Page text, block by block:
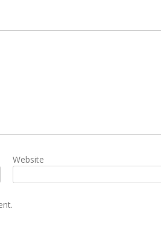
Website